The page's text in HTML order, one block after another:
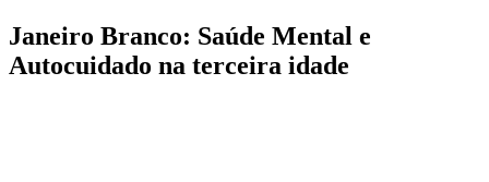
Janeiro Branco: Saúde Mental e
Autocuidado na terceira idade